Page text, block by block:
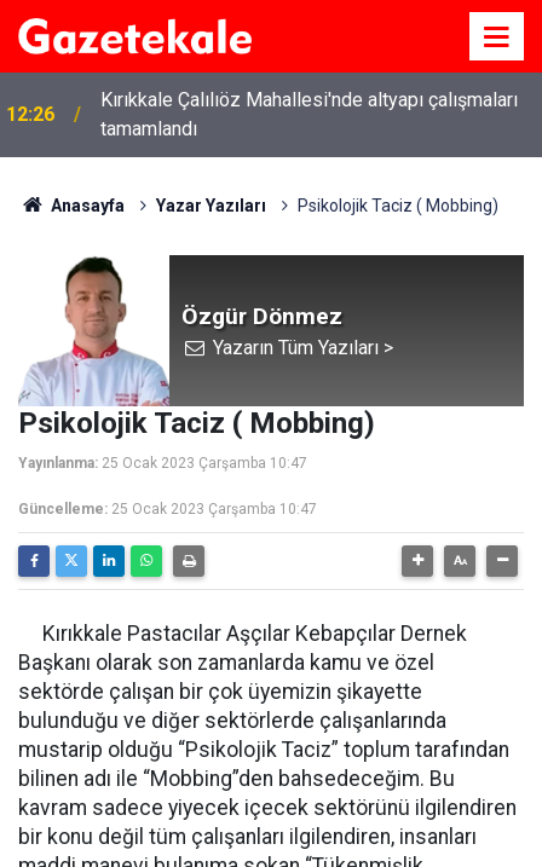
12:26
Kırıkkale Çalılıöz Mahallesi'nde altyapı çalışmaları
tamamlandı
Anasayfa Yazar Yazıları Psikolojik Taciz ( Mobbing)
Özgür Dönmez
Yazarın Tüm Yazıları >
Psikolojik Taciz ( Mobbing)
Yayınlanma: 25 Ocak 2023 Çarşamba 10:47
Güncelleme: 25 Ocak 2023 Çarşamba 10:47
Kırıkkale Pastacılar Aşçılar Kebapçılar Dernek
Başkanı olarak son zamanlarda kamu ve özel
sektörde çalışan bir çok üyemizin şikayette
bulunduğu ve diğer sektörlerde çalışanlarında
mustarip olduğu “Psikolojik Taciz” toplum tarafından
bilinen adı ile “Mobbing”den bahsedeceğim. Bu
kavram sadece yiyecek içecek sektörünü ilgilendiren
bir konu değil tüm çalışanları ilgilendiren, insanları